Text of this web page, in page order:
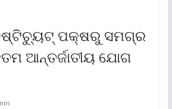
ପକ୍ଷରୁ ସମଗ୍ର
ଆନ୍ତର୍ଜାତୀୟ ଯୋଗ